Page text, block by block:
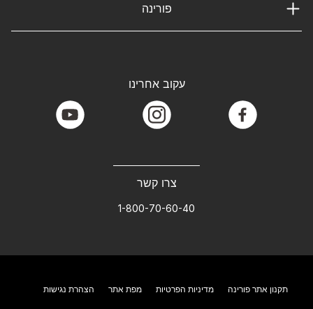
פורינה
צרו קשר
1-800-70-60-40
עקוב אחרינו
facebook
instagram
youtube
תקנון אתר פורינה מדיניות הפרטיות מפת אתר הצהרת נגישות